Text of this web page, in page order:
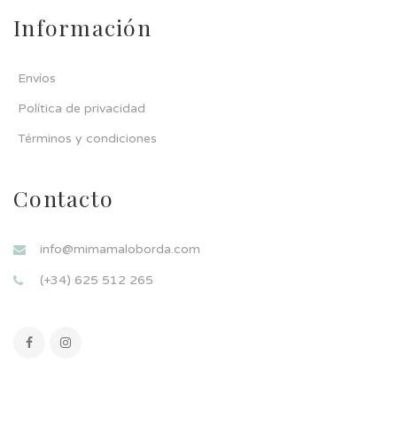
Información
Envíos
Política de privacidad
Términos y condiciones
Contacto
info@mimamaloborda.com
(+34) 625 512 265